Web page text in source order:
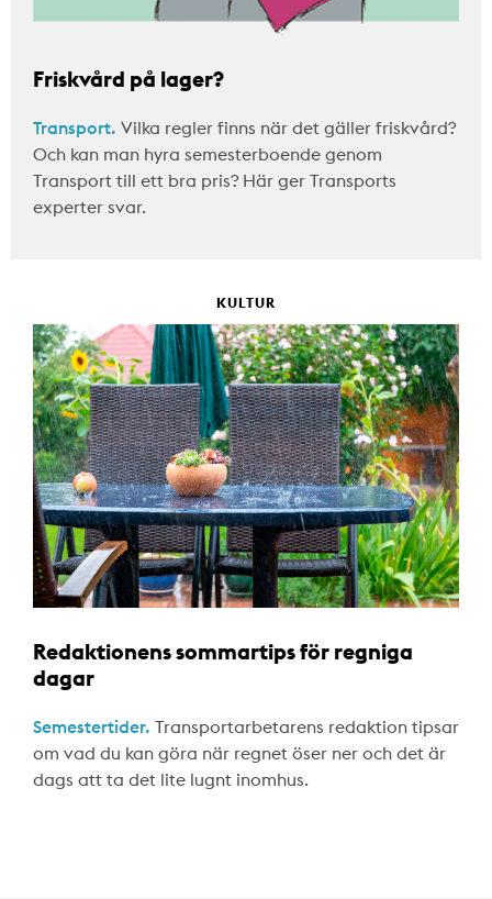
Friskvård på lager?
Transport. Vilka regler finns när det gäller friskvård?
Och kan man hyra semesterboende genom
Transport till ett bra pris? Här ger Transports
experter svar.
KULTUR
Redaktionens sommartips för regniga
dagar
Semestertider. Transportarbetarens redaktion tipsar
om vad du kan göra när regnet öser ner och det är
dags att ta det lite lugnt inomhus.